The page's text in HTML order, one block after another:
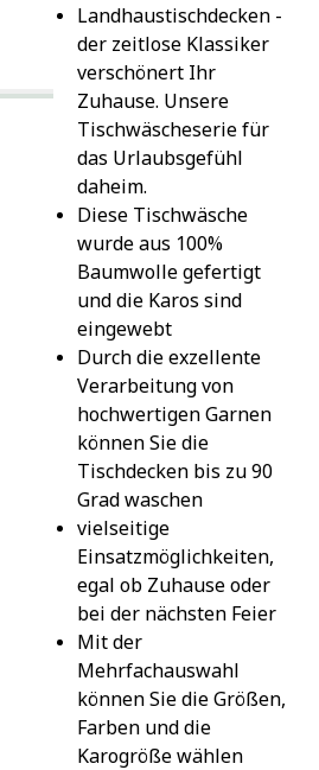
Landhaustischdecken -
der zeitlose Klassiker
verschönert Ihr
Zuhause. Unsere
Tischwäscheserie für
das Urlaubsgefühl
daheim.
Diese Tischwäsche
wurde aus 100%
Baumwolle gefertigt
und die Karos sind
eingewebt
Durch die exzellente
Verarbeitung von
hochwertigen Garnen
können Sie die
Tischdecken bis zu 90
Grad waschen
vielseitige
Einsatzmöglichkeiten,
egal ob Zuhause oder
bei der nächsten Feier
Mit der
Mehrfachauswahl
können Sie die Größen,
Farben und die
Karogröße wählen